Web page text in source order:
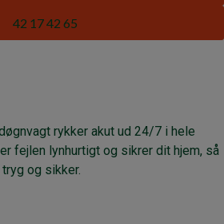
42 17 42 65
rykker akut ud 24/7 i hele
fejlen lynhurtigt og sikrer dit hjem, så
og sikker.